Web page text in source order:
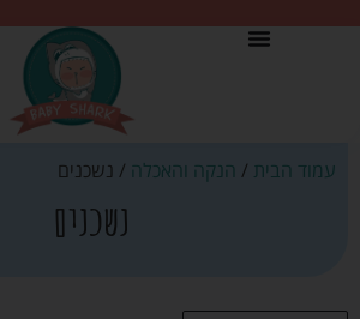
עמוד הבית / הנקה והאכלה / נשכנים
נשכנים